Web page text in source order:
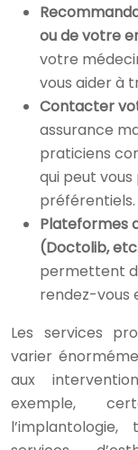
ou de votre
votre
vous aider à
Contacter
assurance
praticiens
qui peut
préférentiels.
Plateformes
(Doctolib,
permettent
rendez-vous
Les services
varier
aux
exemple,